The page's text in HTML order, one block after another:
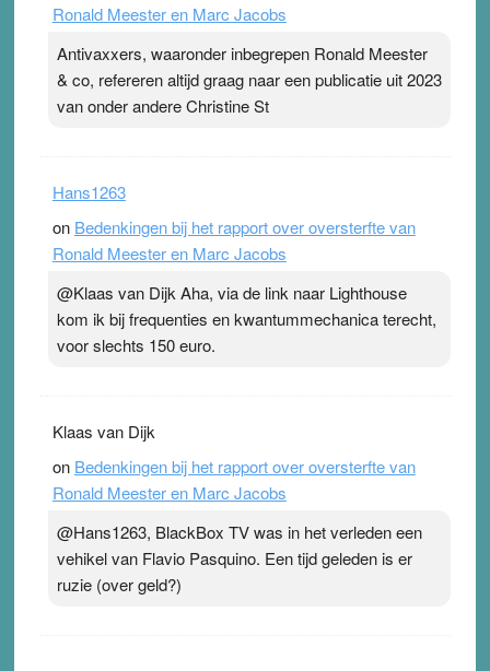
Ronald Meester en Marc Jacobs
Antivaxxers, waaronder inbegrepen Ronald Meester
& co, refereren altijd graag naar een publicatie uit 2023
van onder andere Christine St
Hans1263
on Bedenkingen bij het rapport over oversterfte van
Ronald Meester en Marc Jacobs
@Klaas van Dijk Aha, via de link naar Lighthouse
kom ik bij frequenties en kwantummechanica terecht,
voor slechts 150 euro.
Klaas van Dijk
on Bedenkingen bij het rapport over oversterfte van
Ronald Meester en Marc Jacobs
@Hans1263, BlackBox TV was in het verleden een
vehikel van Flavio Pasquino. Een tijd geleden is er
ruzie (over geld?)